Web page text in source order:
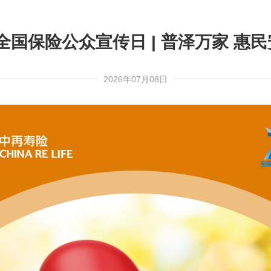
国保险公众宣传日 | 普泽万家 惠
2026年07月08日